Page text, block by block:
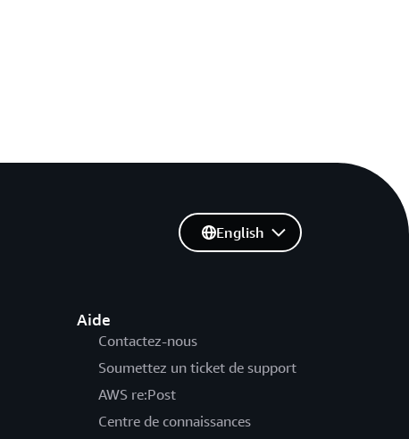
Aide
Contactez-nous
Soumettez un ticket de support
AWS re:Post
Centre de connaissances
English